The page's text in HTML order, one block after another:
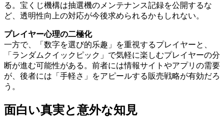
る。宝くじ機構は抽選機のメンテナンス記録を公開するな
ど、透明性向上の対応が今後求められるかもしれない。
プレイヤー心理の二極化
一方で、「数字を選び的乐趣」を重視するプレイヤーと、
「ランダムクイックピック」で気軽に楽しむプレイヤーの分
断が進む可能性がある。前者には情報サイトやアプリの需要
が、後者には「手軽さ」をアピールする販売戦略が有効だろ
う。
面白い真実と意外な知見